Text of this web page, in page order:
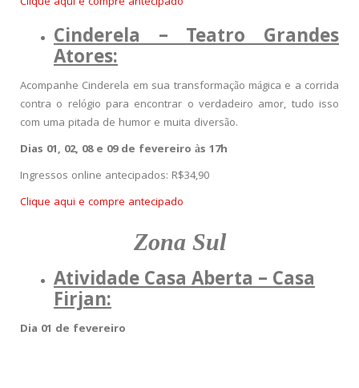
Cinderela – Teatro Grandes
Atores:
Acompanhe Cinderela em sua transformação mágica e a corrida
contra o relógio para encontrar o verdadeiro amor, tudo isso
com uma pitada de humor e muita diversão.
Dias 01, 02, 08 e 09 de fevereiro às 17h
Ingressos online antecipados: R$34,90
Clique aqui e compre antecipado
Zona Sul
Atividade Casa Aberta – Casa
Firjan:
Dia 01 de fevereiro